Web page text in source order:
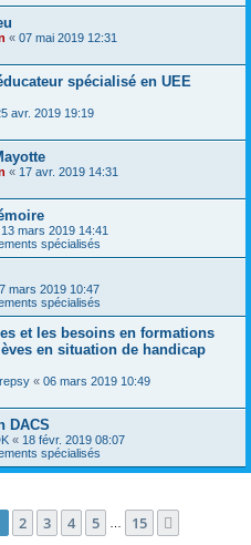
« 07 mai 2019 12:31
spécialisé en UEE
avr. 2019 19:19
« 17 avr. 2019 14:31
13 mars 2019 14:41
spécialisés
mars 2019 10:47
spécialisés
et les besoins en formations
en situation de handicap
« 06 mars 2019 10:49
DACS
« 18 févr. 2019 08:07
spécialisés
1sur15
2 3 4 5 15